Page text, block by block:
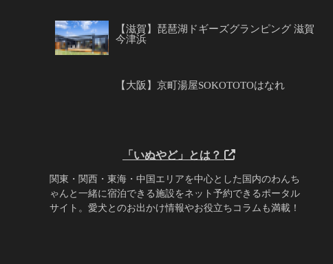
【滋賀】琵琶湖ドギーズグランピング 滋賀
今津浜
【大阪】京町湯屋SOKOTOTOはなれ
「いぬやど」とは？
関東・関西・東海・中国エリアを中心とした国内のわんち
ゃんと一緒に宿泊できる施設をネット予約できるポータル
サイト。愛犬とのお出かけ情報やお役立ちコラムも満載！